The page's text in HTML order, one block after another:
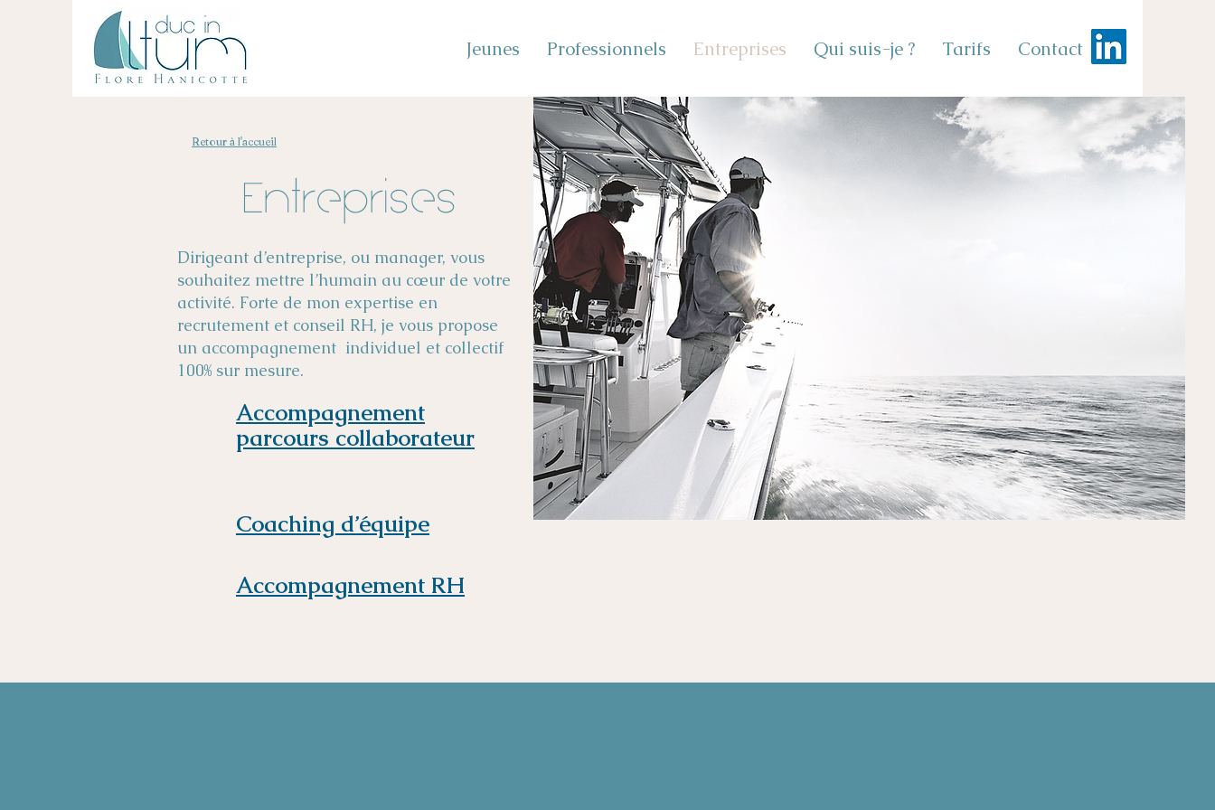
Jeunes Professionnels Entreprises Qui suis-je ? Tarifs Contact
Retour à l'accueil
Entreprises
Dirigeant d’entreprise, ou manager, vous
souhaitez mettre l’humain au cœur de votre
activité. Forte de mon expertise en
recrutement et conseil RH, je vous propose
un accompagnement individuel et collectif
100% sur mesure.
Accompagnement
parcours collaborateur
Coaching d’équipe
Accompagnement RH